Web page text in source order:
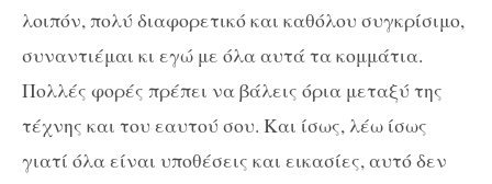
λοιπόν, πολύ διαφορετικό και καθόλου συγκρίσιμο,
συναντιέμαι κι εγώ με όλα αυτά τα κομμάτια.
Πολλές φορές πρέπει να βάλεις όρια μεταξύ της
τέχνης και του εαυτού σου. Και ίσως, λέω ίσως
γιατί όλα είναι υποθέσεις και εικασίες, αυτό δεν